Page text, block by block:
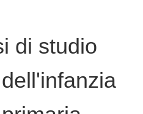
di studio